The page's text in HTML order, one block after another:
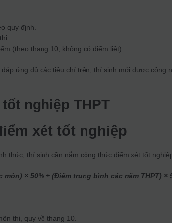
quy định.
(theo thang 10, không có điểm liệt).
ứng đủ các tiêu chí trên, thí sinh mới được công
nghiệp THPT
xét tốt nghiệp
thức, thí sinh cần nắm công thức điểm xét tốt
× 50% + (Điểm trung bình các năm THPT) ×
thi, quy về thang 10.